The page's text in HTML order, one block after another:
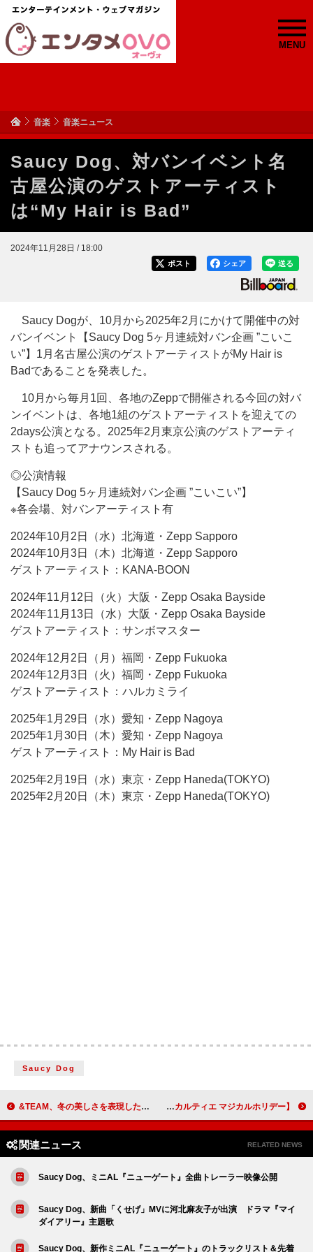
MENU
音楽 音楽ニュース
Saucy Dog、対バンイベント名
古屋公演のゲストアーティスト
は“My Hair is Bad”
2024年11月28日 / 18:00
送る
シェア
ポスト
Saucy Dogが、10月から2025年2月にかけて開催中の対
バンイベント【Saucy Dog 5ヶ月連続対バン企画 ”こいこ
い”】1月名古屋公演のゲストアーティストがMy Hair is
Badであることを発表した。
10月から毎月1回、各地のZeppで開催される今回の対バ
ンイベントは、各地1組のゲストアーティストを迎えての
2days公演となる。2025年2月東京公演のゲストアーティ
ストも追ってアナウンスされる。
◎公演情報
【Saucy Dog 5ヶ月連続対バン企画 ”こいこい”】
※各会場、対バンアーティスト有
2024年10月2日（水）北海道・Zepp Sapporo
2024年10月3日（木）北海道・Zepp Sapporo
ゲストアーティスト：KANA-BOON
2024年11月12日（火）大阪・Zepp Osaka Bayside
2024年11月13日（水）大阪・Zepp Osaka Bayside
ゲストアーティスト：サンボマスター
2024年12月2日（月）福岡・Zepp Fukuoka
2024年12月3日（火）福岡・Zepp Fukuoka
ゲストアーティスト：ハルカミライ
2025年1月29日（水）愛知・Zepp Nagoya
2025年1月30日（木）愛知・Zepp Nagoya
ゲストアーティスト：My Hair is Bad
2025年2月19日（水）東京・Zepp Haneda(TOKYO)
2025年2月20日（木）東京・Zepp Haneda(TOKYO)
Saucy Dog
&TEAM、冬の美しさを表現した『雪明かり (Yukiakari)』アルバムプレビュー公開 香取慎吾が参加型アート作品を制作、ポップアップイベント【カルティエ マジカルホリデー】
関連ニュース RELATED NEWS
Saucy Dog、ミニAL『ニューゲート』全曲トレーラー映像公開
Saucy Dog、新曲「くせげ」MVに河北麻友子が出演 ドラマ『マイ
ダイアリー』主題歌
Saucy Dog、新作ミニAL『ニューゲート』のトラックリスト＆先着